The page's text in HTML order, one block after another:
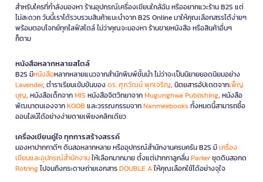
สำหรับใครที่กำลังมองหา ร้านอุปกรณ์เครื่องเขียนใกล้ฉัน หรืออยากแวะร้าน B2S แต่
ไม่สะดวก วันนี้เราได้รวบรวมสินค้าแนะนำจาก B2S Online มาให้คุณเลือกสรรได้ง่ายๆ
พร้อมตอบโจทย์ทุกไลฟ์สไตล์ ไม่ว่าคุณจะมองหา ร้านขายหนังสือ หรือสินค้าอื่นๆ
ก็ตาม
หนังสือหลากหลายสไตล์
B2S มีหนังสือหลากหลายแนวจากสำนักพิมพ์ชั้นนำ ไม่ว่าจะเป็นนิยายยอดนิยมอย่าง
Lavender, ตำราเรียนเข้มข้นของดร. ศุภวัฒน์ พุกเจริญ, นิตยสารอัปเดตจากเพ็ญ
บุญ, หนังสือเด็กจากMIS หนังสือจิตวิทยาจากMugunghwa Publishing, หนังสือ
พัฒนาตนเองจากKOOB และวรรณกรรมจากNanmeebooks ทั้งหมดนี้สามารถซื้อ
ออนไลน์ได้อย่างง่ายดายเพียงคลิกเดียว
เครื่องเขียนคู่ใจ ทุกการสร้างสรรค์
มองหาปากกาดีๆ ดินสอหลากหลาย หรืออุปกรณ์สำนักงานครบครัน B2S มีเครื่อง
เขียนและอุปกรณ์สำนักงานให้เลือกมากมาย ตั้งแต่ปากกาลูกลื่นParkerชุดดินสอกด
Rotringไปจนถึงกระดาษถ่ายเอกสารDOUBLE Aให้คุณเลือกใช้ได้อย่างจุใจ